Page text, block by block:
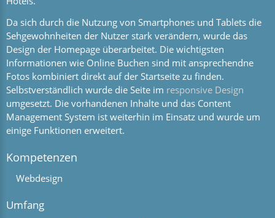
Da sich durch die Nutzung von Smartphones und Tablets die
Sehgewohnheiten der Nutzer stark verändern, wurde das
Design der Homepage überarbeitet. Die wichtigsten
Informationen wie Online Buchen sind mit ansprechendne
Fotos kombiniert direkt auf der Startseite zu finden.
Selbstverständlich wurde die Seite im responsive Design
umgesetzt. Die vorhandenen Inhalte und das Content
Management System ist weiterhin im Einsatz und wurde um
einige Funktionen erweitert.
Kompetenzen
Webdesign
Umfang